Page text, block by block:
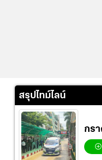
สรุปไทม์ไลน์
กร